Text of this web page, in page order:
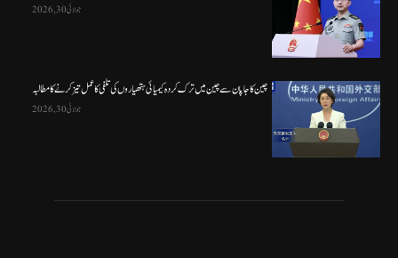
جولائی 30, 2026
چین کا جاپان سے چین میں ترک کردہ کیمیائی ہتھیاروں کی تلفی کا عمل تیز کرنے کا مطالبہ
جولائی 30, 2026